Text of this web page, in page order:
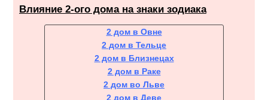
Влияние 2-ого дома на знаки зодиака
2 дом в Овне
2 дом в Тельце
2 дом в Близнецах
2 дом в Раке
2 дом во Льве
2 дом в Деве